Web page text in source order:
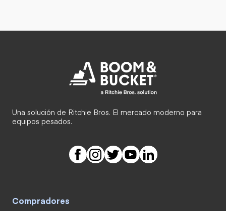
Una solución de Ritchie Bros. El mercado moderno para
equipos pesados.
Compradores